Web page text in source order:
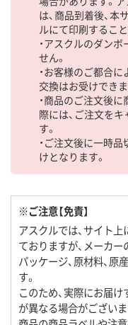
は、商品到着後、
ルにて印刷するこ
・アスクルのダン
せん。
・お客様のご都合に
交換はお受けできま
・商品のご注文後
際には、ご注文を
す。
・ご注文後に一時
けとなります。
※ご注意【免責】
アスクルでは、サイト
ておりますが、メーカー
パッケージ、原材料、原
す。
このため、実際にお届
が異なる場合がござい